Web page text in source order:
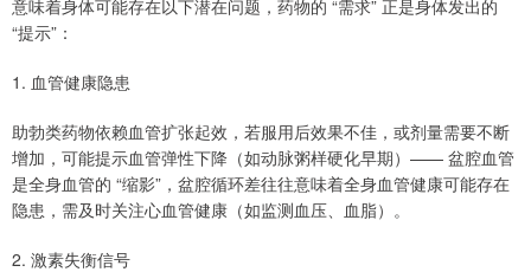
意味着身体可能存在以下潜在问题，药物的 “需求” 正是身体发出的
“提示”：
1. 血管健康隐患
助勃类药物依赖血管扩张起效，若服用后效果不佳，或剂量需要不断
增加，可能提示血管弹性下降（如动脉粥样硬化早期）—— 盆腔血管
是全身血管的 “缩影”，盆腔循环差往往意味着全身血管健康可能存在
隐患，需及时关注心血管健康（如监测血压、血脂）。
2. 激素失衡信号